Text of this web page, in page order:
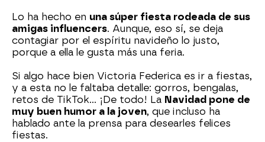
Lo ha hecho en una súper fiesta rodeada de sus
amigas influencers. Aunque, eso sí, se deja
contagiar por el espíritu navideño lo justo,
porque a ella le gusta más una feria.
Si algo hace bien Victoria Federica es ir a fiestas,
y a esta no le faltaba detalle: gorros, bengalas,
retos de TikTok… ¡De todo! La Navidad pone de
muy buen humor a la joven, que incluso ha
hablado ante la prensa para desearles felices
fiestas.